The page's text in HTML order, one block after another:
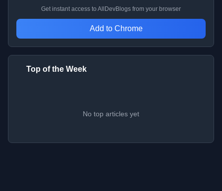
Get instant access to AllDevBlogs from your browser
Add to Chrome
Top of the Week
No top articles yet